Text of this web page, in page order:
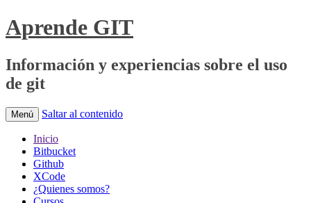
Aprende GIT
Información y experiencias sobre el uso
de git
Menú Saltar al contenido
Inicio
Bitbucket
Github
XCode
¿Quienes somos?